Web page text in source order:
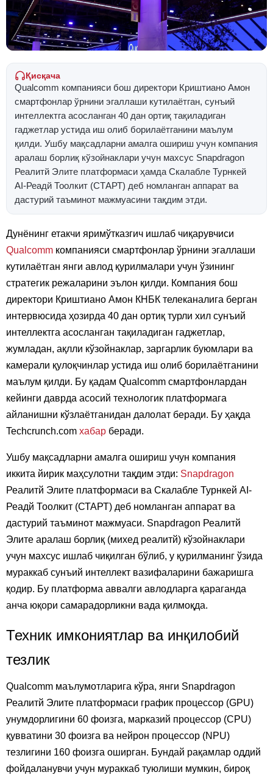
Қисқача
Qualcomm компанияси бош директори Криштиано Амон
смартфонлар ўрнини эгаллаши кутилаётган, сунъий
интеллектга асосланган 40 дан ортиқ тақиладиган
гаджетлар устида иш олиб борилаётганини маълум
қилди. Ушбу мақсадларни амалга ошириш учун компания
аралаш борлиқ кўзойнаклари учун махсус Snapdragon
Реалитй Элите платформаси ҳамда Скалабле Турнкей
AI-Реадй Тоолкит (СТАРТ) деб номланган аппарат ва
дастурий таъминот мажмуасини тақдим этди.
Дунёнинг етакчи яримўтказгич ишлаб чиқарувчиси
Qualcomm компанияси смартфонлар ўрнини эгаллаши
кутилаётган янги авлод қурилмалари учун ўзининг
стратегик режаларини эълон қилди. Компания бош
директори Криштиано Амон КНБК телеканалига берган
интервюсида ҳозирда 40 дан ортиқ турли хил сунъий
интеллектга асосланган тақиладиган гаджетлар,
жумладан, ақлли кўзойнаклар, заргарлик буюмлари ва
камерали қулоқчинлар устида иш олиб борилаётганини
маълум қилди. Бу қадам Qualcomm смартфонлардан
кейинги даврда асосий технологик платформага
айланишни кўзлаётганидан далолат беради. Бу ҳақда
Techcrunch.com хабар беради.
Ушбу мақсадларни амалга ошириш учун компания
иккита йирик маҳсулотни тақдим этди: Snapdragon
Реалитй Элите платформаси ва Скалабле Турнкей AI-
Реадй Тоолкит (СТАРТ) деб номланган аппарат ва
дастурий таъминот мажмуаси. Snapdragon Реалитй
Элите аралаш борлиқ (михед реалитй) кўзойнаклари
учун махсус ишлаб чиқилган бўлиб, у қурилманинг ўзида
мураккаб сунъий интеллект вазифаларини бажаришга
қодир. Бу платформа аввалги авлодларга қараганда
анча юқори самарадорликни вада қилмоқда.
Техник имкониятлар ва инқилобий
тезлик
Qualcomm маълумотларига кўра, янги Snapdragon
Реалитй Элите платформаси график процессор (GPU)
унумдорлигини 60 фоизга, марказий процессор (CPU)
қувватини 30 фоизга ва нейрон процессор (NPU)
тезлигини 160 фоизга оширган. Бундай рақамлар оддий
фойдаланувчи учун мураккаб туюлиши мумкин, бироқ